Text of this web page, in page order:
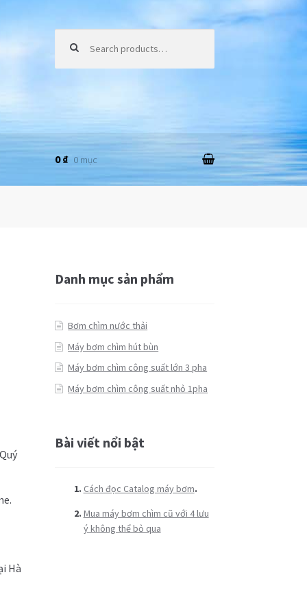
0 ₫ 0 mục
Hà
Danh mục sản phẩm
Bơm chìm nước thải
Máy bơm chìm hút bùn
Máy bơm chìm công suất lớn 3 pha
Máy bơm chìm công suất nhỏ 1pha
Bài viết nổi bật
Cách đọc Catalog máy bơm.
Mua máy bơm chìm cũ với 4 lưu
ý không thể bỏ qua